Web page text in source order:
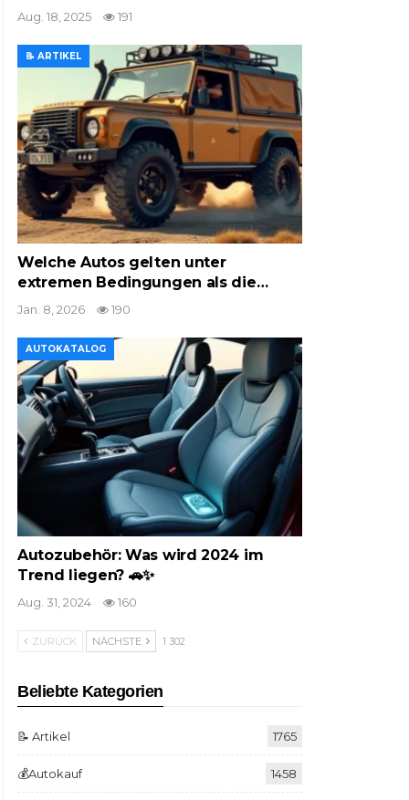
Aug. 18, 2025 191
📝 ARTIKEL
Welche Autos gelten unter
extremen Bedingungen als die…
Jan. 8, 2026 190
AUTOKATALOG
Autozubehör: Was wird 2024 im
Trend liegen? 🚗✨
Aug. 31, 2024 160
ZURÜCK NÄCHSTE 1 302
Beliebte Kategorien
📝 Artikel 1765
💰Autokauf 1458